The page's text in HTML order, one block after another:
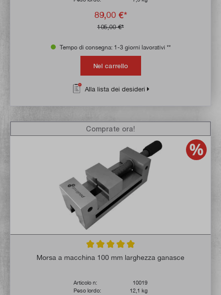
89,00 €*
105,00 €*
Tempo di consegna: 1-3 giorni lavorativi **
Nel carrello
Alla lista dei desideri
Valutazione media di 4.8 su 5 stelle
Morsa a macchina 100 mm larghezza ganasce
Articolo n:
10019
Peso lordo:
12,1 kg
Comprate ora!